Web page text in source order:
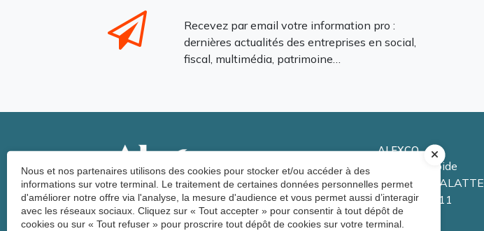
Recevez par email votre information pro :
dernières actualités des entreprises en social,
fiscal, multimédia, patrimoine…
Inscription à la newsletter
ALEXCO
16 avenue de Bergoide
60550 VERNEUIL-EN-HALATTE
03 44 24 71 11
Nous contacter
Nous et nos partenaires utilisons des cookies pour stocker et/ou accéder à des
informations sur votre terminal. Le traitement de certaines données personnelles permet
d'améliorer notre offre via l'analyse, la mesure d'audience et vous permet aussi d’interagir
avec les réseaux sociaux. Cliquez sur « Tout accepter » pour consentir à tout dépôt de
cookies ou sur « Tout refuser » pour proscrire tout dépôt de cookies sur votre terminal.